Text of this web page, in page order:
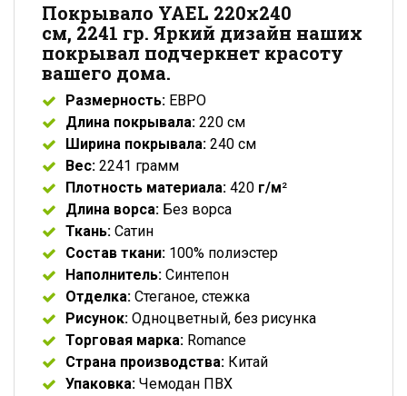
Покрывало YAEL 220х240
см, 2241 гр. Яркий дизайн наших
покрывал подчеркнет красоту
вашего дома.
Размерность: ЕВРО
Длина покрывала: 220 см
Ширина покрывала: 240 см
Вес: 2241 грамм
Плотность материала: 420 г/м²
Длина ворса: Без ворса
Ткань: Сатин
Состав ткани: 100% полиэстер
Наполнитель: Синтепон
Отделка: Стеганое, стежка
Рисунок: Одноцветный, без рисунка
Торговая марка: Romance
Страна производства: Китай
Упаковка: Чемодан ПВХ